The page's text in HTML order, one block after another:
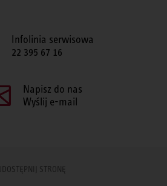
Infolinia serwisowa
22 395 67 16
Napisz do nas
Wyślij e-mail
UDOSTĘPNIJ STRONĘ